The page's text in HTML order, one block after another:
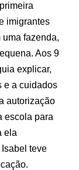
imigrantes
uma fazenda,
Aos 9
explicar,
e a cuidados
autorização
escola para
ela
teve